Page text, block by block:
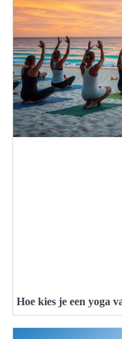
Hoe kies je een yoga